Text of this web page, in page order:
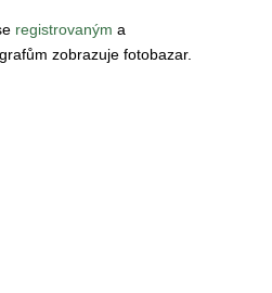
registrovaným a
zobrazuje fotobazar.